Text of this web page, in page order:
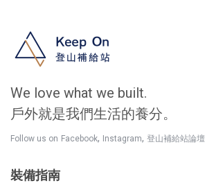
We love what we built.
戶外就是我們生活的養分。
Follow us on Facebook, Instagram, 登山補給站論壇
裝備指南